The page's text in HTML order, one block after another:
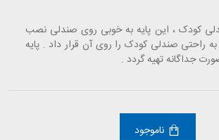
کودک ، این پایه به خوبی روی صندلی نصب
راحتی صندلی کودک را روی آن قرار داد . پایه
جداگانه تهیه گردد .
ناموجود